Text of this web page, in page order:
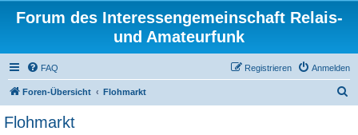
Forum des Interessengemeinschaft Relais-
und Amateurfunk
FAQ Anmelden
Registrieren
Foren-Übersicht Flohmarkt
Flohmarkt